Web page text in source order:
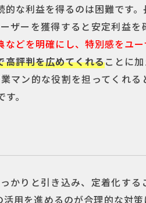
な利益を得るのは困難です
ザーを獲得すると安定利益
どを明確にし、特別感をユ
高評判を広めてくれることに
マン的な役割を担ってくれ
。
かりと引き込み、定着化す
用を進めるのが合理的な対